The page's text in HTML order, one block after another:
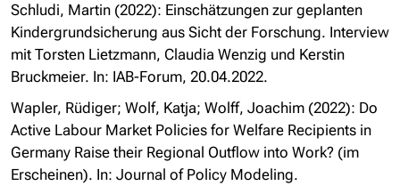
Schludi, Martin (2022): Einschätzungen zur geplanten
Kindergrundsicherung aus Sicht der Forschung. Interview
mit Torsten Lietzmann, Claudia Wenzig und Kerstin
Bruckmeier. In: IAB-Forum, 20.04.2022.
Wapler, Rüdiger; Wolf, Katja; Wolff, Joachim (2022): Do
Active Labour Market Policies for Welfare Recipients in
Germany Raise their Regional Outflow into Work? (im
Erscheinen). In: Journal of Policy Modeling.